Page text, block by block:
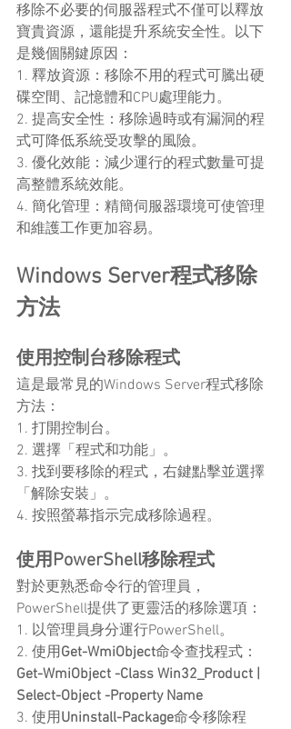
移除不必要的伺服器程式不僅可以釋放
寶貴資源，還能提升系統安全性。以下
是幾個關鍵原因：
1. 釋放資源：移除不用的程式可騰出硬
碟空間、記憶體和CPU處理能力。
2. 提高安全性：移除過時或有漏洞的程
式可降低系統受攻擊的風險。
3. 優化效能：減少運行的程式數量可提
高整體系統效能。
4. 簡化管理：精簡伺服器環境可使管理
和維護工作更加容易。
Windows Server程式移除
方法
使用控制台移除程式
這是最常見的Windows Server程式移除
方法：
1. 打開控制台。
2. 選擇「程式和功能」。
3. 找到要移除的程式，右鍵點擊並選擇
「解除安裝」。
4. 按照螢幕指示完成移除過程。
使用PowerShell移除程式
對於更熟悉命令行的管理員，
PowerShell提供了更靈活的移除選項：
1. 以管理員身分運行PowerShell。
2. 使用Get-WmiObject命令查找程式：
Get-WmiObject -Class Win32_Product |
Select-Object -Property Name
3. 使用Uninstall-Package命令移除程